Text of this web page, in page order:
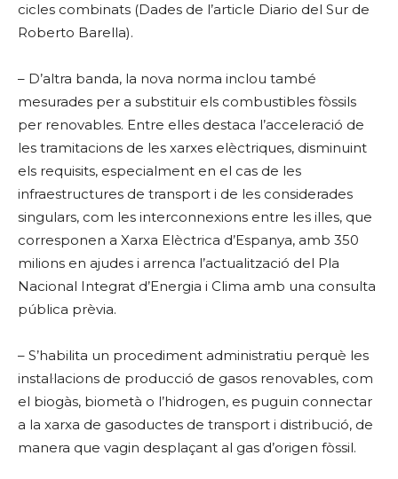
cicles combinats (Dades de l’article Diario del Sur de
Roberto Barella).
– D’altra banda, la nova norma inclou també
mesurades per a substituir els combustibles fòssils
per renovables. Entre elles destaca l’acceleració de
les tramitacions de les xarxes elèctriques, disminuint
els requisits, especialment en el cas de les
infraestructures de transport i de les considerades
singulars, com les interconnexions entre les illes, que
corresponen a Xarxa Elèctrica d’Espanya, amb 350
milions en ajudes i arrenca l’actualització del Pla
Nacional Integrat d’Energia i Clima amb una consulta
pública prèvia.
– S’habilita un procediment administratiu perquè les
instal·lacions de producció de gasos renovables, com
el biogàs, biometà o l’hidrogen, es puguin connectar
a la xarxa de gasoductes de transport i distribució, de
manera que vagin desplaçant al gas d’origen fòssil.